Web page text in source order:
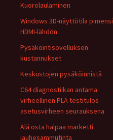
Kuorolaulaminen
Windows 3D-näyttötila pimensi
HDMI-lähdön
Pysäköintisovelluksen
kustannukset
Keskustojen pysäköinnistä
C64 diagnostiikan antama
virheellinen PLA testitulos
asetusvirheen seurauksena
Älä osta halpaa marketti
jauhesammutinta